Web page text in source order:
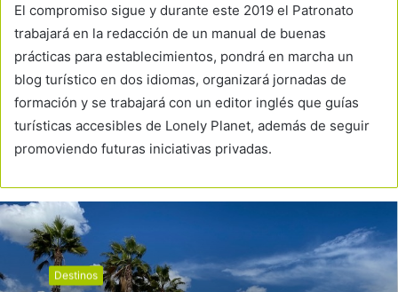
El compromiso sigue y durante este 2019 el Patronato
trabajará en la redacción de un manual de buenas
prácticas para establecimientos, pondrá en marcha un
blog turístico en dos idiomas, organizará jornadas de
formación y se trabajará con un editor inglés que guías
turísticas accesibles de Lonely Planet, además de seguir
promoviendo futuras iniciativas privadas.
Destinos